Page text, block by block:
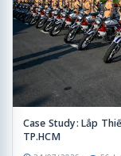
Case Study: Lắp
TP.HCM